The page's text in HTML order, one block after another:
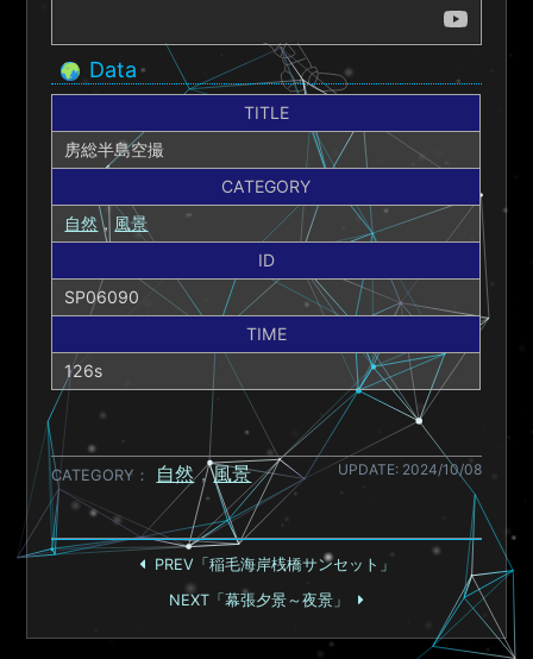
Data
TITLE
房総半島空撮
CATEGORY
自然， 風景
ID
SP06090
TIME
126s
CATEGORY 自然，風景 UPDATE: 2024/10/08
PREV「稲毛海岸桟橋サンセット」
NEXT「幕張夕景～夜景」